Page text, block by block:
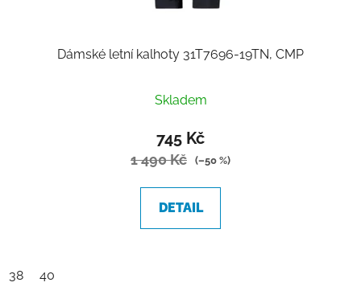
Dámské letní kalhoty 31T7696-19TN, CMP
Skladem
745 Kč
1 490 Kč (–50 %)
DETAIL
38 40